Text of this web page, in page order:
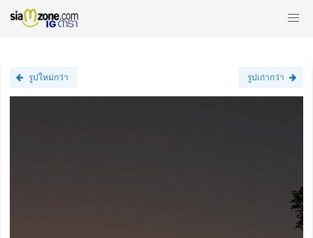
รูปใหม่กว่า รูปเก่ากว่า